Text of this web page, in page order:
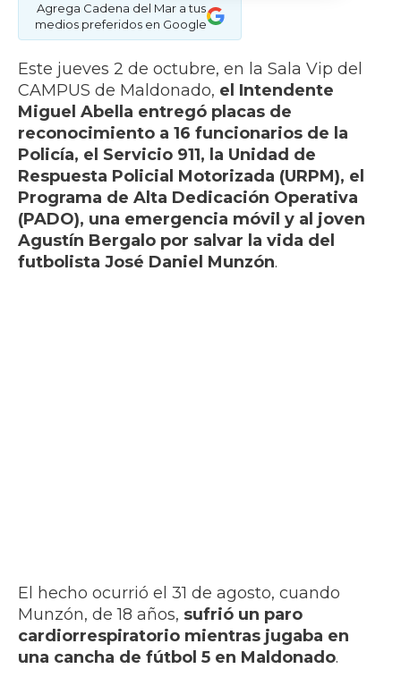
Agrega Cadena del Mar a tus
medios preferidos en Google
Este jueves 2 de octubre, en la Sala Vip del
CAMPUS de Maldonado, el Intendente
Miguel Abella entregó placas de
reconocimiento a 16 funcionarios de la
Policía, el Servicio 911, la Unidad de
Respuesta Policial Motorizada (URPM), el
Programa de Alta Dedicación Operativa
(PADO), una emergencia móvil y al joven
Agustín Bergalo por salvar la vida del
futbolista José Daniel Munzón.
El hecho ocurrió el 31 de agosto, cuando
Munzón, de 18 años, sufrió un paro
cardiorrespiratorio mientras jugaba en
una cancha de fútbol 5 en Maldonado.